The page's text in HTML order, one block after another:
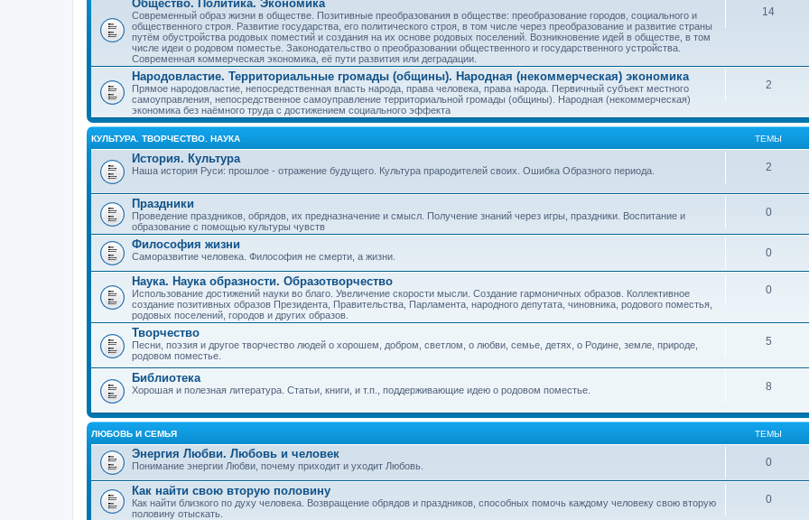
Общество. Политика. Экономика
Современный образ жизни в обществе. Позитивные преобразования в обществе: преобразование городов, социального и
общественного строя. Развитие государства, его политического строя, в том числе через преобразование и развитие страны
путём обустройства родовых поместий и создания на их основе родовых поселений. Возникновение идей в обществе, в том
числе идеи о родовом поместье. Законодательство о преобразовании общественного и государственного устройства.
Современная коммерческая экономика, её пути развития или деградации.
14
Народовластие. Территориальные громады (общины). Народная (некоммерческая) экономика
Прямое народовластие, непосредственная власть народа, права человека, права народа. Первичный субъект местного
самоуправления, непосредственное самоуправление территориальной громады (общины). Народная (некоммерческая)
экономика без наёмного труда с достижением социального эффекта
2
КУЛЬТУРА. ТВОРЧЕСТВО. НАУКА ТЕМЫ
История. Культура
Наша история Руси: прошлое - отражение будущего. Культура прародителей своих. Ошибка Образного периода. 2
Праздники
Проведение праздников, обрядов, их предназначение и смысл. Получение знаний через игры, праздники. Воспитание и
образование с помощью культуры чувств
0
Философия жизни
Саморазвитие человека. Философия не смерти, а жизни. 0
Наука. Наука образности. Образотворчество
Использование достижений науки во благо. Увеличение скорости мысли. Создание гармоничных образов. Коллективное
создание позитивных образов Президента, Правительства, Парламента, народного депутата, чиновника, родового поместья,
родовых поселений, городов и других образов.
0
Творчество
Песни, поэзия и другое творчество людей о хорошем, добром, светлом, о любви, семье, детях, о Родине, земле, природе,
родовом поместье.
5
Библиотека
Хорошая и полезная литература. Статьи, книги, и т.п., поддерживающие идею о родовом поместье. 8
ЛЮБОВЬ И СЕМЬЯ ТЕМЫ
Энергия Любви. Любовь и человек
Понимание энергии Любви, почему приходит и уходит Любовь. 0
Как найти свою вторую половину
Как найти близкого по духу человека. Возвращение обрядов и праздников, способных помочь каждому человеку свою вторую
половину отыскать.
0